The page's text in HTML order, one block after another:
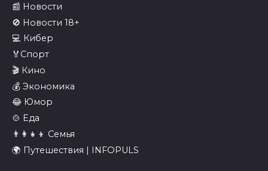
📰 Новости
🚫 Новости 18+
💻 Кибер
🏅Спорт
🎬 Кино
💰 Экономика
😂 Юмор
🍲 Еда
👨‍👩‍👧‍👦 Семья
🌍 Путешествия | INFOPULS